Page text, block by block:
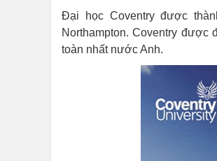
Đại học Coventry được
Northampton. Coventry được
toàn nhất nước Anh.